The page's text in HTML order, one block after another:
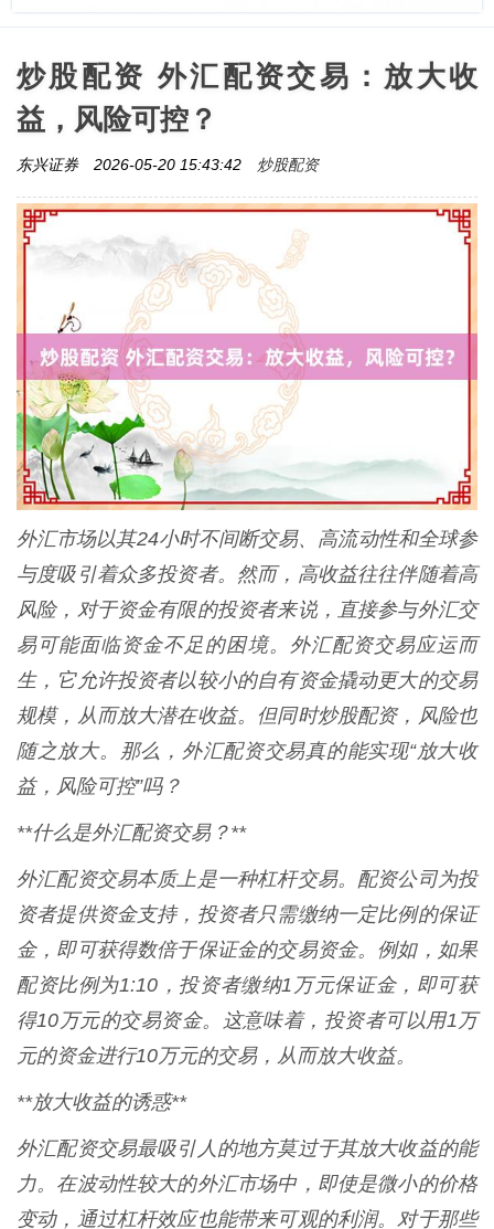
炒股配资 外汇配资交易：放大收
益，风险可控？
东兴证券 2026-05-20 15:43:42 炒股配资
外汇市场以其24小时不间断交易、高流动性和全球参
与度吸引着众多投资者。然而，高收益往往伴随着高
风险，对于资金有限的投资者来说，直接参与外汇交
易可能面临资金不足的困境。外汇配资交易应运而
生，它允许投资者以较小的自有资金撬动更大的交易
规模，从而放大潜在收益。但同时炒股配资，风险也
随之放大。那么，外汇配资交易真的能实现“放大收
益，风险可控”吗？
**什么是外汇配资交易？**
外汇配资交易本质上是一种杠杆交易。配资公司为投
资者提供资金支持，投资者只需缴纳一定比例的保证
金，即可获得数倍于保证金的交易资金。例如，如果
配资比例为1:10，投资者缴纳1万元保证金，即可获
得10万元的交易资金。这意味着，投资者可以用1万
元的资金进行10万元的交易，从而放大收益。
**放大收益的诱惑**
外汇配资交易最吸引人的地方莫过于其放大收益的能
力。在波动性较大的外汇市场中，即使是微小的价格
变动，通过杠杆效应也能带来可观的利润。对于那些